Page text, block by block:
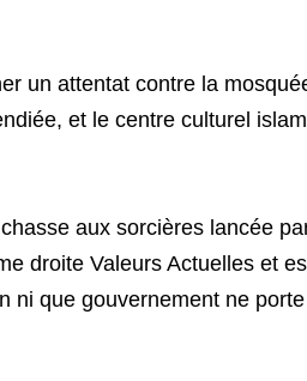
un attentat contre la
et le centre culturel
aux sorcières lancée
droite Valeurs Actuelles et
ni que gouvernement ne